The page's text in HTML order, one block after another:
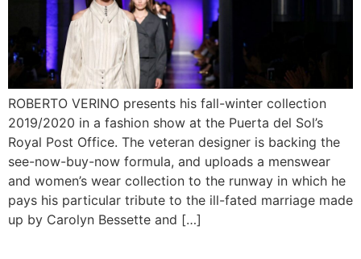
ROBERTO VERINO presents his fall-winter collection
2019/2020 in a fashion show at the Puerta del Sol’s
Royal Post Office. The veteran designer is backing the
see-now-buy-now formula, and uploads a menswear
and women’s wear collection to the runway in which he
pays his particular tribute to the ill-fated marriage made
up by Carolyn Bessette and […]